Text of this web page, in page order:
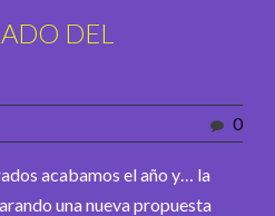
DEL
0
acabamos el año y… la
una nueva propuesta